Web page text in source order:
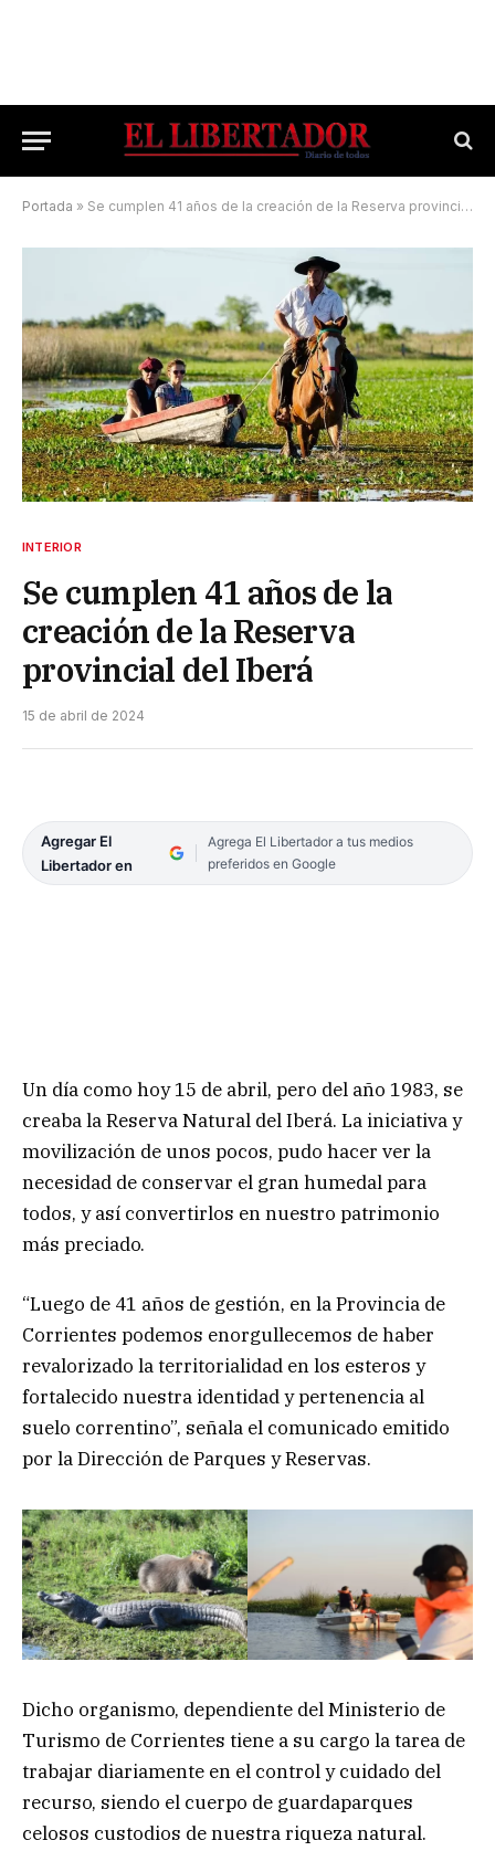
Portada » Se cumplen 41 años de la creación de la Reserva provincial del Iberá
INTERIOR
Se cumplen 41 años de la
creación de la Reserva
provincial del Iberá
15 de abril de 2024
Agregar El
Libertador en
Agrega El Libertador a tus medios
preferidos en Google
Un día como hoy 15 de abril, pero del año 1983, se
creaba la Reserva Natural del Iberá. La iniciativa y
movilización de unos pocos, pudo hacer ver la
necesidad de conservar el gran humedal para
todos, y así convertirlos en nuestro patrimonio
más preciado.
“Luego de 41 años de gestión, en la Provincia de
Corrientes podemos enorgullecemos de haber
revalorizado la territorialidad en los esteros y
fortalecido nuestra identidad y pertenencia al
suelo correntino”, señala el comunicado emitido
por la Dirección de Parques y Reservas.
Dicho organismo, dependiente del Ministerio de
Turismo de Corrientes tiene a su cargo la tarea de
trabajar diariamente en el control y cuidado del
recurso, siendo el cuerpo de guardaparques
celosos custodios de nuestra riqueza natural.